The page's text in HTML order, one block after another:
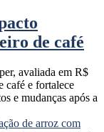
de café
avaliada em R$
café e fortalece
e mudanças após a